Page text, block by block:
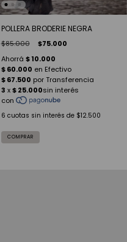
POLLERA BRODERIE NEGRA
$85.000 $75.000
6 cuotas sin interés de $12.500